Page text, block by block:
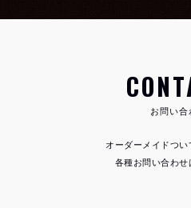
お問い合
オーダーメイドつ
各種お問い合わせ